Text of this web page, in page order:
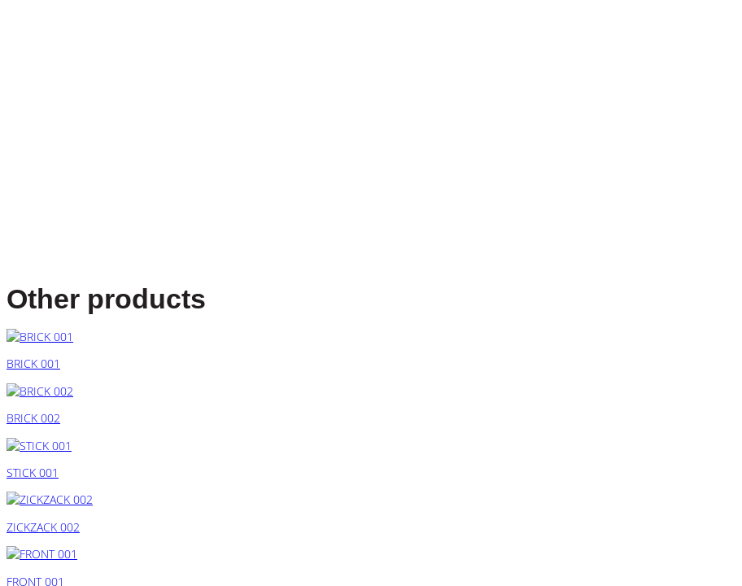
Other products
BRICK 001
BRICK 002
STICK 001
ZICKZACK 002
FRONT 001